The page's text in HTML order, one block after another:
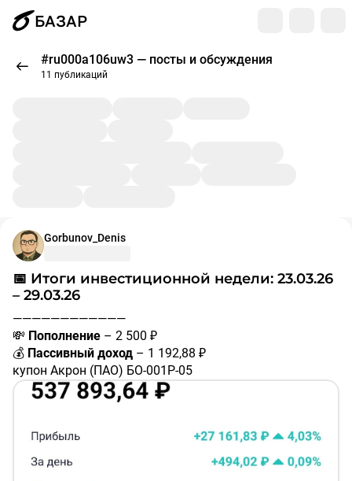
БАЗАР
#ru000a106uw3 — посты и обсуждения
11 публикаций
Gorbunov_Denis
📅 Итоги инвестиционной недели: 23.03.26
– 29.03.26
————————————
💸 Пополнение – 2 500 ₽
💰 Пассивный доход – 1 192,88 ₽
купон Акрон (ПАО) БО-001P-05
#RU000A109XR1– 156,09 ₽
купон РЖД БО 001P-38R
купон ДОМ.РФ АО 002P-01
#RU000A105MN1